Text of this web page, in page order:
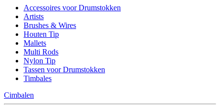
Accessoires voor Drumstokken
Artists
Brushes & Wires
Houten Tip
Mallets
Multi Rods
Nylon Tip
Tassen voor Drumstokken
Timbales
Cimbalen